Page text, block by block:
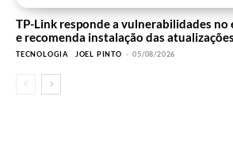
TP-Link responde a vulnerabilidades no
e recomenda instalação das
TECNOLOGIA JOEL PINTO - 05/08/2026